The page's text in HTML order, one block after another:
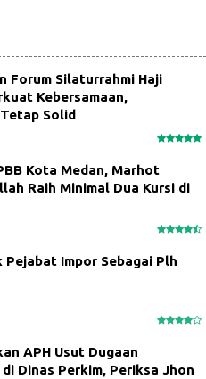
Forum Silaturrahmi Haji
Kebersamaan,
Solid
Kota Medan, Marhot
Raih Minimal Dua Kursi di
Pejabat Impor Sebagai Plh
APH Usut Dugaan
Dinas Perkim, Periksa Jhon